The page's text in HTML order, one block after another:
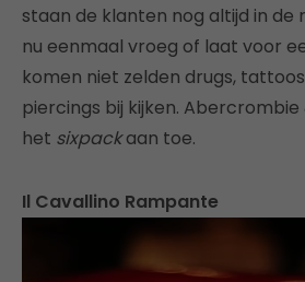
staan de klanten nog altijd in de
nu eenmaal vroeg of laat voor
komen niet zelden drugs,
piercings bij kijken.
het sixpackaan toe.
Il Cavallino Rampante